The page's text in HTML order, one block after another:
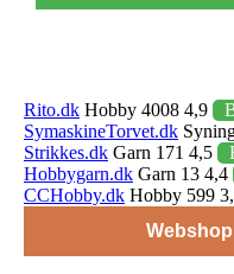
Rito.dk Hobby 4008 4,9
SymaskineTorvet.dk
Strikkes.dk Garn 171 4,5
Hobbygarn.dk Garn 13 4,4
CCHobby.dk Hobby 599
Webshop